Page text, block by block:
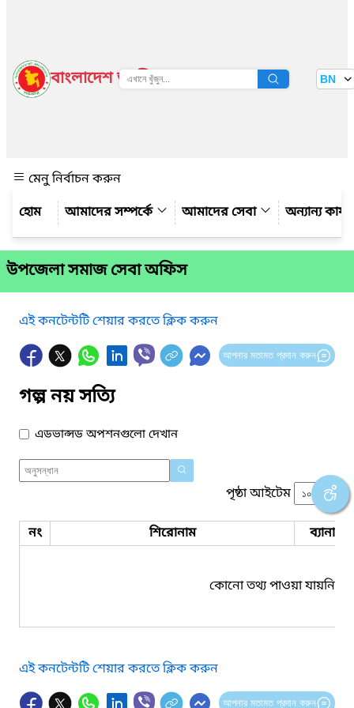
বাংলাদেশ জাতীয় তথ্য বাতায়ন BN
মেনু নির্বাচন করুন
আমাদের সম্পর্কে
আমাদের সেবা অন্যান্য
উপজেলা সমাজ সেবা অফিস
এই কনটেন্টটি শেয়ার করতে ক্লিক করুন
আপনার মতামত প্রদান করুন
গল্প নয় সত্যি
এডভান্সড অপশনগুলো দেখান
পৃষ্ঠা আইটেম
নং শিরোনাম ব্যানার
কোনো তথ্য পাওয়া যায়নি।
এই কনটেন্টটি শেয়ার করতে ক্লিক করুন
আপনার মতামত প্রদান করুন